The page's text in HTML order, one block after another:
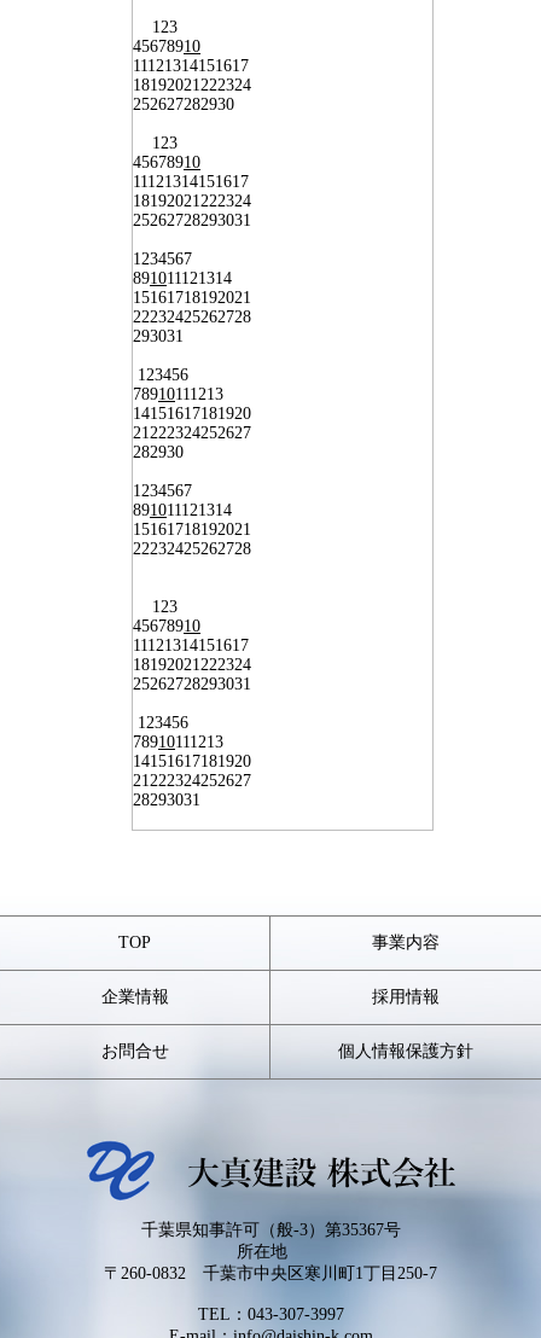
123
45678910
11121314151617
18192021222324
252627282930
123
45678910
11121314151617
18192021222324
25262728293031
1234567
891011121314
15161718192021
22232425262728
293031
123456
78910111213
14151617181920
21222324252627
282930
1234567
891011121314
15161718192021
22232425262728
123
45678910
11121314151617
18192021222324
25262728293031
123456
78910111213
14151617181920
21222324252627
28293031
TOP 事業内容
企業情報 採用情報
お問合せ 個人情報保護方針
千葉県知事許可（般-3）第35367号
所在地
〒260-0832 千葉市中央区寒川町1丁目250-7
TEL： 043-307-3997